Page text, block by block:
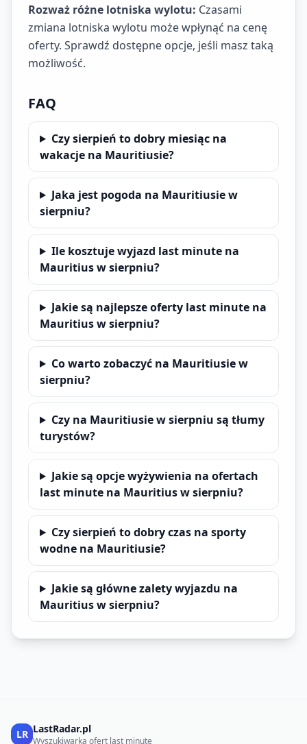
Rozważ różne lotniska wylotu: Czasami
zmiana lotniska wylotu może wpłynąć na cenę
oferty. Sprawdź dostępne opcje, jeśli masz taką
możliwość.
FAQ
Czy sierpień to dobry miesiąc na
wakacje na Mauritiusie?
Jaka jest pogoda na Mauritiusie w
sierpniu?
Ile kosztuje wyjazd last minute na
Mauritius w sierpniu?
Jakie są najlepsze oferty last minute na
Mauritius w sierpniu?
Co warto zobaczyć na Mauritiusie w
sierpniu?
Czy na Mauritiusie w sierpniu są tłumy
turystów?
Jakie są opcje wyżywienia na ofertach
last minute na Mauritius w sierpniu?
Czy sierpień to dobry czas na sporty
wodne na Mauritiusie?
Jakie są główne zalety wyjazdu na
Mauritius w sierpniu?
LR LastRadar.pl
Wyszukiwarka ofert last minute